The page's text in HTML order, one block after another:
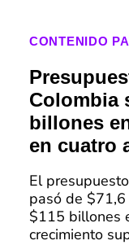
CONTENIDO
Colombia
billones
en cuatro
El
pasó de
$115 billones
crecimiento